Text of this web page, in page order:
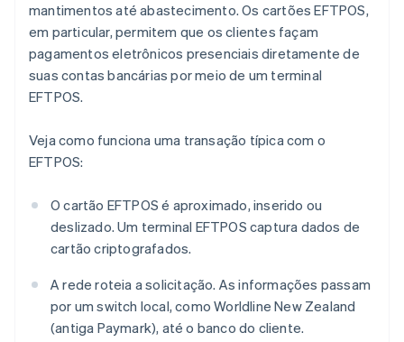
mantimentos até abastecimento. Os cartões EFTPOS,
em particular, permitem que os clientes façam
pagamentos eletrônicos presenciais diretamente de
suas contas bancárias por meio de um terminal
EFTPOS.
Veja como funciona uma transação típica com o
EFTPOS:
O cartão EFTPOS é aproximado, inserido ou
deslizado. Um terminal EFTPOS captura dados de
cartão criptografados.
A rede roteia a solicitação. As informações passam
por um switch local, como Worldline New Zealand
(antiga Paymark), até o banco do cliente.